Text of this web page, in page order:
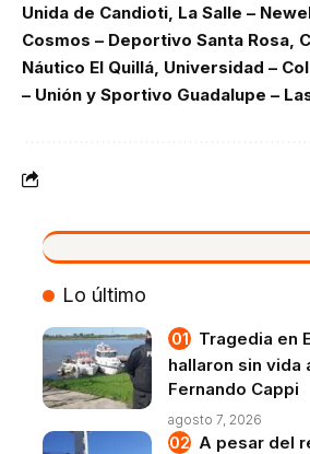
Unida de Candioti, La Salle –
Cosmos – Deportivo Santa Rosa,
Náutico El Quillá, Universidad –
– Unión y Sportivo Guadalupe –
VIVO
Lo último
Tragedia en
hallaron sin vida
Fernando Cappi
agosto 7, 2026
A pesar del